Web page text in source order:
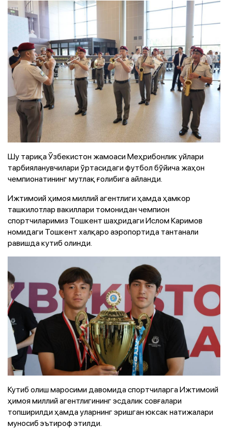
Шу тариқа Ўзбекистон жамоаси Меҳрибонлик уйлари
тарбияланувчилари ўртасидаги футбол бўйича жаҳон
чемпионатининг мутлақ ғолибига айланди.
Ижтимоий ҳимоя миллий агентлиги ҳамда ҳамкор
ташкилотлар вакиллари томонидан чемпион
спортчиларимиз Тошкент шаҳридаги Ислом Каримов
номидаги Тошкент халқаро аэропортида тантанали
равишда кутиб олинди.
Кутиб олиш маросими давомида спортчиларга Ижтимоий
ҳимоя миллий агентлигининг эсдалик совғалари
топширилди ҳамда уларнинг эришган юксак натижалари
муносиб эътироф этилди.